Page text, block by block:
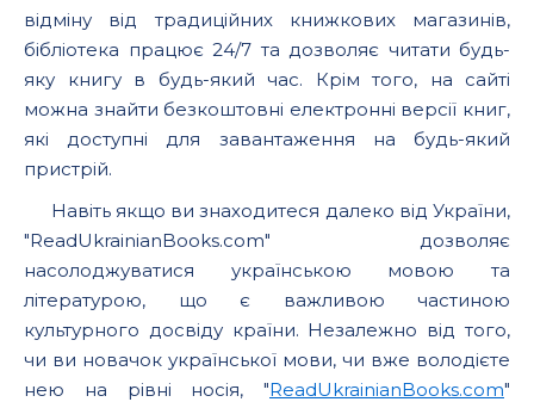
відміну від традиційних книжкових магазинів,
бібліотека працює 24/7 та дозволяє читати будь-
яку книгу в будь-який час. Крім того, на сайті
можна знайти безкоштовні електронні версії книг,
які доступні для завантаження на будь-який
пристрій.
Навіть якщо ви знаходитеся далеко від України,
"ReadUkrainianBooks.com" дозволяє
насолоджуватися українською мовою та
літературою, що є важливою частиною
культурного досвіду країни. Незалежно від того,
чи ви новачок української мови, чи вже володієте
нею на рівні носія, "ReadUkrainianBooks.com"